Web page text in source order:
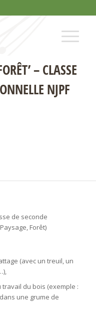
– CLASSE
NJPF
de seconde
Forêt)
(avec un treuil, un
du bois (exemple :
une grume de